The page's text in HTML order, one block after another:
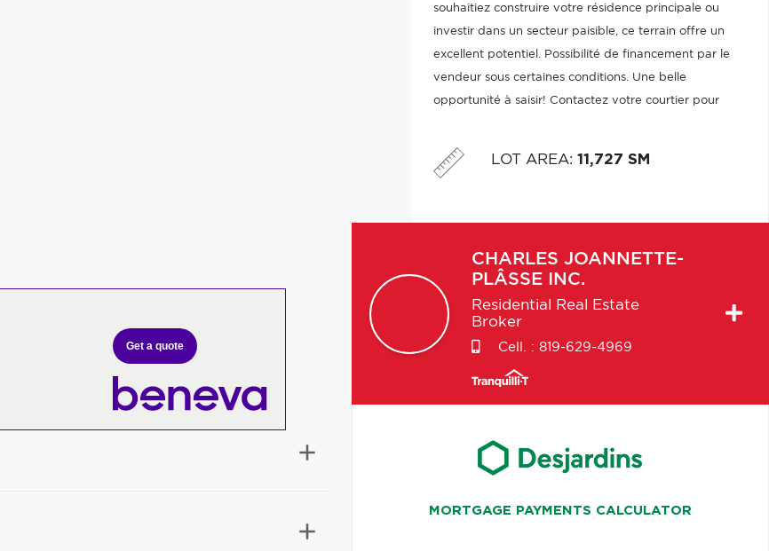
souhaitiez construire votre résidence principale ou
investir dans un secteur paisible, ce terrain offre un
excellent potentiel. Possibilité de financement par le
vendeur sous certaines conditions. Une belle
opportunité à saisir! Contactez votre courtier pour
LOT AREA: 11,727 SM
Get a quote
CHARLES JOANNETTE-
PLÂSSE INC.
Residential Real Estate
Broker
Cell. : 819-629-4969
MORTGAGE PAYMENTS CALCULATOR